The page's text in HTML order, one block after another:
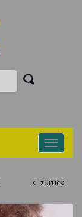
Toggle
zurück